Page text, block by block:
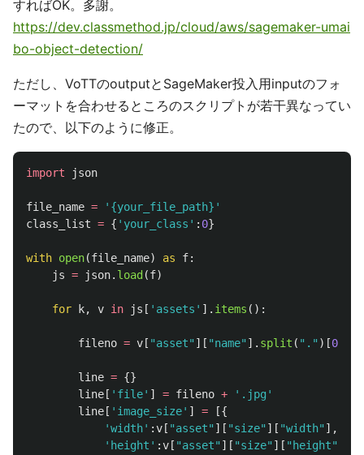
すればOK。多謝。
https://dev.classmethod.jp/cloud/aws/sagemaker-umai
bo-object-detection/
ただし、VoTTのoutputとSageMaker投入用inputのフォ
ーマットを合わせるところのスクリプトが若干異なってい
たので、以下のように修正。
import json
file_name = ' {your_file_path} '
class_list = { ' your_class ' : 0}
with open(file_name) as f:
js = json. load (f)
for k, v in js [ ' assets ' ]. items ():
fileno = v [ "asset" ][ "name" ]. split ( " . " )[0
line = {}
line [ ' file' ] = fileno + ' .jpg '
line [ ' image_size' ] =
[{
'width' :v [ "asset" ][ "size" ][ "width" ],
' height ' :v [ "asset" ][ "size" ][ " height"